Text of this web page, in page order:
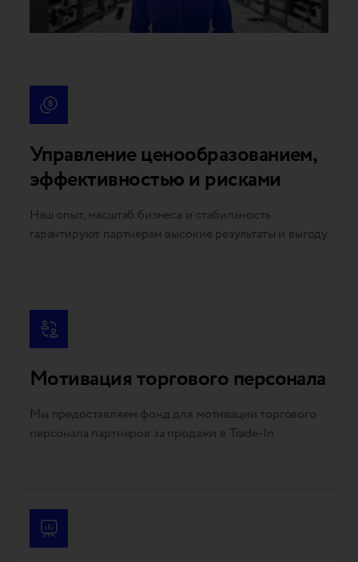
Управление ценообразованием,
эффективностью и рисками
Наш опыт, масштаб бизнеса и стабильность
гарантируют партнерам высокие результаты и выгоду
Мотивация торгового персонала
Мы предоставляем фонд для мотивации торгового
персонала партнеров за продажи в Trade-In